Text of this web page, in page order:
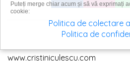
www.cristiniculescu.com
Puteți merge chiar acum și să vă exprimați
cookie:
Politica de colectare
Politica de